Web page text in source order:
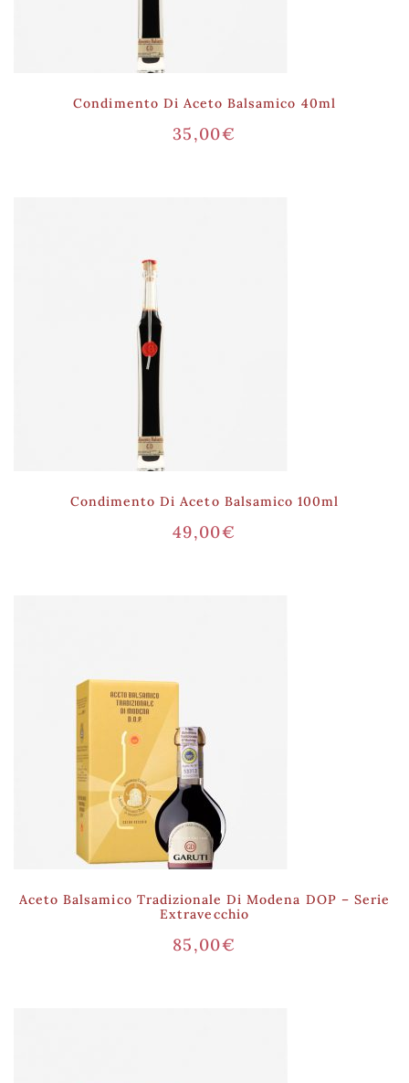
Condimento Di Aceto Balsamico 40ml
35,00€
Condimento Di Aceto Balsamico 100ml
49,00€
Aceto Balsamico Tradizionale Di Modena DOP – Serie
Extravecchio
85,00€